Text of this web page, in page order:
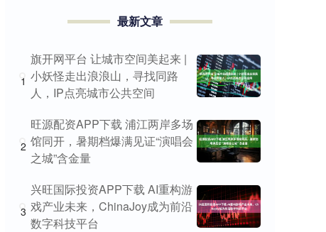
最新文章
1
旗开网平台 让城市空间美起来 |
小妖怪走出浪浪山，寻找同路
人，IP点亮城市公共空间
2
旺源配资APP下载 浦江两岸多场
馆同开，暑期档爆满见证“演唱会
之城”含金量
3
兴旺国际投资APP下载 AI重构游
戏产业未来，ChinaJoy成为前沿
数字科技平台